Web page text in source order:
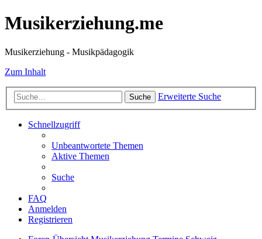
Musikerziehung.me
Musikerziehung - Musikpädagogik
Zum Inhalt
Suche Erweiterte Suche
Schnellzugriff
Unbeantwortete Themen
Aktive Themen
Suche
FAQ
Anmelden
Registrieren